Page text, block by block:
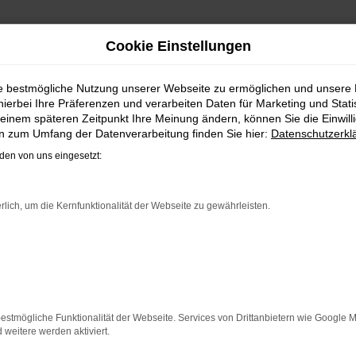
FINANZIEREN
ID.3 NEO
man lediglich in einem der vielen erfolgreichen
Eine der Besonderheiten besteht darin, dass ein VW
ließe sich sagen, dass dieses Fahrzeug das Herz
sich für eine günstige Tageszulassung, eine
Rabatt ein.
ist ein Fehler aufgetreten.
Cookie Einstellungen
bestmögliche Nutzung unserer Webseite zu ermöglichen und unsere
Ihre Präferenzen und verarbeiten Daten für Marketing und
späteren Zeitpunkt Ihre Meinung ändern, können Sie die
zum Umfang der Datenverarbeitung finden Sie hier:
von uns eingesetzt:
um die Kernfunktionalität der Webseite zu gewährleisten.
Funktionalität der Webseite. Services von Drittanbietern wie Google
weitere werden aktiviert.